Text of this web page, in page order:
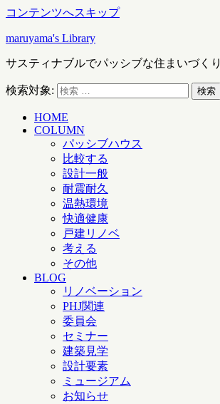
コンテンツへスキップ
maruyama's Library
サスティナブルでパッシブな住まいづくり
検索対象: 検索
HOME
COLUMN
パッシブハウス
比較する
設計一般
耐震耐久
温熱環境
快適健康
戸建リノベ
考える
その他
BLOG
リノベーション
PHJ関連
委員会
セミナー
建築見学
設計要素
ミュージアム
お知らせ